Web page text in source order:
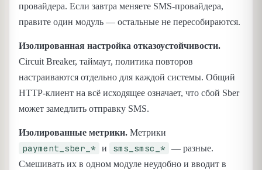
провайдера. Если завтра меняете SMS-провайдера,
правите один модуль — остальные не пересобираются.
Изолированная настройка отказоустойчивости.
Circuit Breaker, таймаут, политика повторов
настраиваются отдельно для каждой системы. Общий
HTTP-клиент на всё исходящее означает, что сбой Sber
может замедлить отправку SMS.
Изолированные метрики. Метрики
payment_sber_* и sms_smsc_*
— разные.
Смешивать их в одном модуле неудобно и вводит в